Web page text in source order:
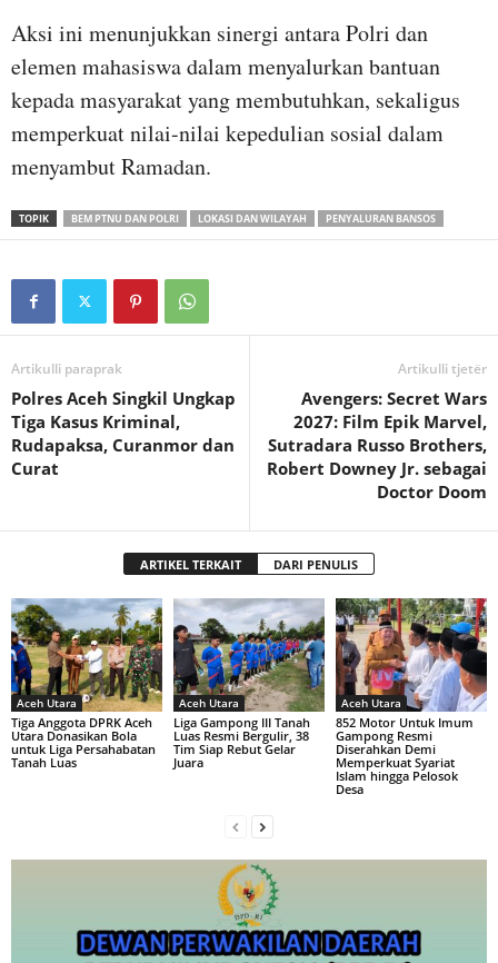
Aksi ini menunjukkan sinergi antara Polri dan
elemen mahasiswa dalam menyalurkan bantuan
kepada masyarakat yang membutuhkan, sekaligus
memperkuat nilai-nilai kepedulian sosial dalam
menyambut Ramadan.
TOPIK BEM PTNU DAN POLRI LOKASI DAN WILAYAH PENYALURAN BANSOS
Artikulli paraprak
Polres Aceh Singkil Ungkap
Tiga Kasus Kriminal,
Rudapaksa, Curanmor dan
Curat
Artikulli tjetër
Avengers: Secret Wars
2027: Film Epik Marvel,
Sutradara Russo Brothers,
Robert Downey Jr. sebagai
Doctor Doom
ARTIKEL TERKAIT DARI PENULIS
Aceh Utara
Tiga Anggota DPRK Aceh
Utara Donasikan Bola
untuk Liga Persahabatan
Tanah Luas
Aceh Utara
Liga Gampong III Tanah
Luas Resmi Bergulir, 38
Tim Siap Rebut Gelar
Juara
Aceh Utara
852 Motor Untuk Imum
Gampong Resmi
Diserahkan Demi
Memperkuat Syariat
Islam hingga Pelosok
Desa